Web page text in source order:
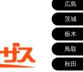
広島
茨城
栃木
鳥取
秋田